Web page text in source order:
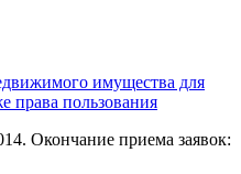
имущества для
права пользования
Окончание приема заявок: